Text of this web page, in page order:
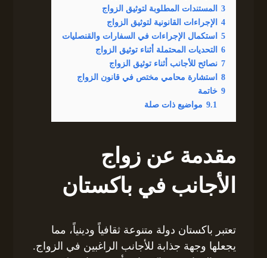
3
المستندات المطلوبة لتوثيق الزواج
4
الإجراءات القانونية لتوثيق الزواج
5
استكمال الإجراءات في السفارات والقنصليات
6
التحديات المحتملة أثناء توثيق الزواج
7 نصائح للأجانب أثناء توثيق الزواج
8
استشارة محامي مختص في قانون الزواج
9 خاتمة
9.1 مواضيع ذات صلة
مقدمة عن زواج
الأجانب في باكستان
تعتبر باكستان دولة متنوعة ثقافياً ودينياً، مما
يجعلها وجهة جذابة للأجانب الراغبين في الزواج.